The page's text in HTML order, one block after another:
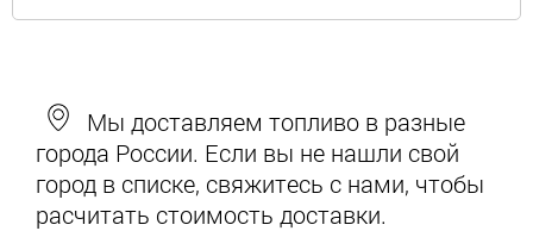
Мы доставляем топливо в разные
города России. Если вы не нашли свой
город в списке, свяжитесь с нами, чтобы
расчитать стоимость доставки.